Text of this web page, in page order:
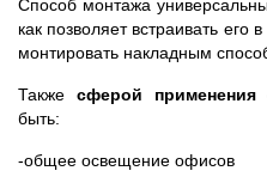
Способ монтажа
как позволяет встраивать его
монтировать накладным
Также сферой применения
быть:
-общее освещение офисов